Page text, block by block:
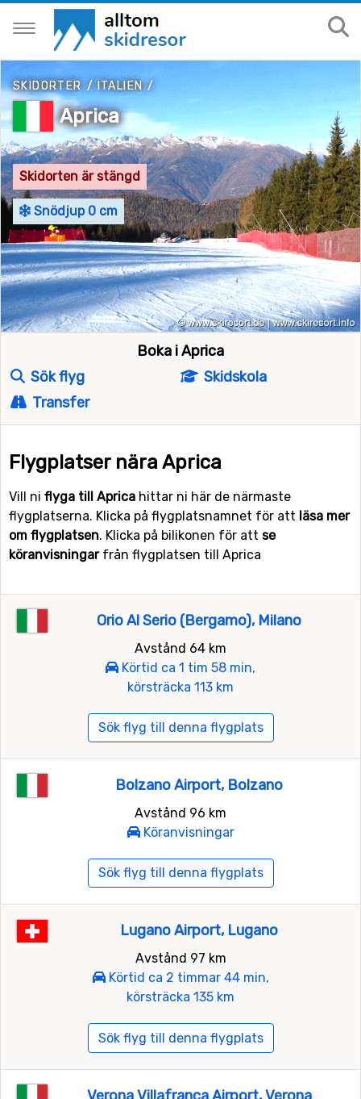
SKIDORTER/ITALIEN/
Aprica
Skidorten är stängd
Snödjup 0 cm
Boka i Aprica
Sök flyg
Skidskola
Transfer
Flygplatser nära Aprica
Vill ni flyga till Aprica hittar ni här de närmaste
flygplatserna. Klicka på flygplatsnamnet för att läsa mer
om flygplatsen. Klicka på bilikonen för att se
köranvisningarfrån flygplatsen till Aprica
Orio Al Serio (Bergamo), Milano
Avstånd 64 km
Körtid ca 1 tim 58 min,
körsträcka 113 km
Sök flyg till denna flygplats
Bolzano Airport, Bolzano
Avstånd 96 km
Köranvisningar
Sök flyg till denna flygplats
Lugano Airport, Lugano
Avstånd 97 km
Körtid ca 2 timmar 44 min,
körsträcka 135 km
Sök flyg till denna flygplats